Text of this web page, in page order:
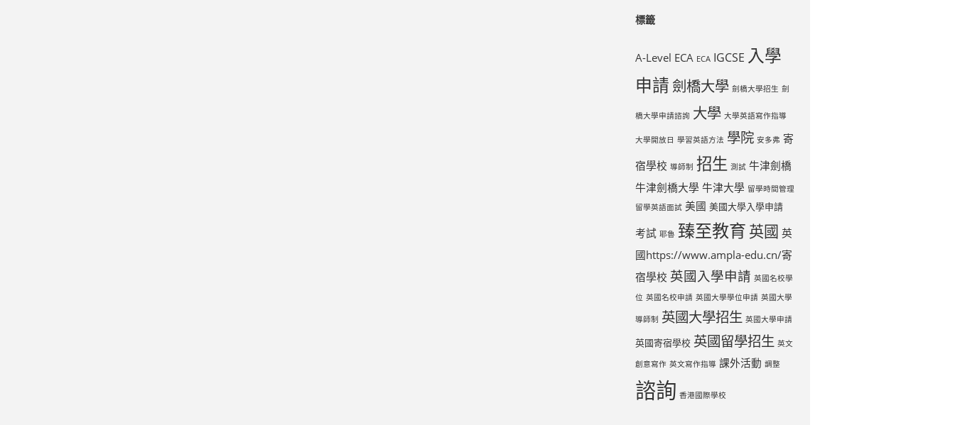
標籤
A-Level ECA ECA IGCSE 入學
申請 劍橋大學 劍橋大學招生 劍
橋大學申請諮詢 大學 大學英語寫作指導
大學開放日 學習英語方法 學院 安多弗 寄
宿學校 導師制 招生 測試 牛津劍橋
牛津劍橋大學 牛津大學 留學時間管理
留學英語面試 美國 美國大學入學申請
考試 耶魯 臻至教育 英國 英
國https://www.ampla-edu.cn/寄
宿學校 英國入學申請 英國名校學
位 英國名校申請 英國大學學位申請 英國大學
導師制 英國大學招生 英國大學申請
英國寄宿學校 英國留學招生 英文
創意寫作 英文寫作指導 課外活動 調整
諮詢 香港國際學校